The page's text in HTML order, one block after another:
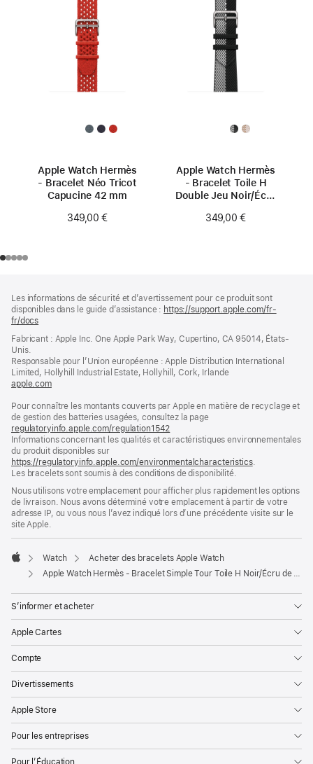
Apple Watch Hermès
- Bracelet Néo Tricot
Capucine 42 mm
349,00 €
Apple Watch Hermès
- Bracelet Toile H
Double Jeu Noir/Écru
349,00 €
de
page
de
bas
page
Les informations de sécurité et d’avertissement pour ce produit sont
disponibles dans le guide d’assistance : https://support.apple.com/fr-
fr/docs
une
fenêtre)
Fabricant : Apple Inc. One Apple Park Way, Cupertino, CA 95014, États-
Unis.
Responsable pour l’Union européenne : Apple Distribution International
Limited, Hollyhill Industrial Estate, Hollyhill, Cork, Irlande
apple.com(s’ouvre
une
nouvelle
fenêtre)
Pour connaître les montants couverts par Apple en matière de recyclage et
de gestion des batteries usagées, consultez la page
regulatoryinfo.apple.com/regulation1542
dans
nouvelle
fenêtre)
Informations concernant les qualités et caractéristiques environnementales
du produit disponibles sur
https://regulatoryinfo.apple.com/environmentalcharacteristics.
Les bracelets sont soumis à des conditions de disponibilité.
Nous utilisons votre emplacement pour afficher plus rapidement les options
de livraison. Nous avons déterminé votre emplacement à partir de votre
adresse IP, ou vous nous l’avez indiqué lors d’une précédente visite sur le
site Apple.
Apple
Watch
Acheter des bracelets Apple Watch
Apple Watch Hermès - Bracelet Simple Tour Toile H Noir/Écru de 42 mm
S’informer et acheter
Apple Cartes
Compte
Divertissements
Apple Store
Pour les entreprises